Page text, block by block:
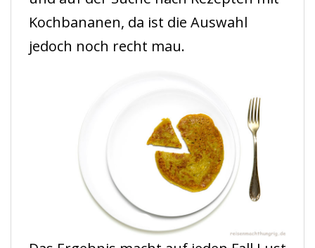
Kochbananen, da ist die Auswahl
jedoch noch recht mau.